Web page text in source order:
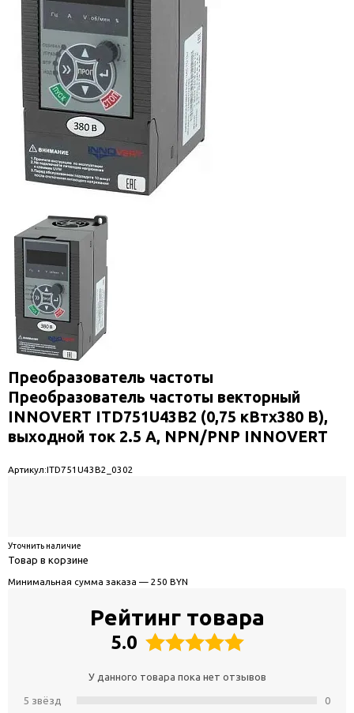
Преобразователь частоты
Преобразователь частоты векторный
INNOVERT ITD751U43B2 (0,75 кВтx380 В),
выходной ток 2.5 А, NPN/PNP INNOVERT
Артикул:ITD751U43B2_0302
Уточнить наличие
Товар в корзине
Минимальная сумма заказа — 250 BYN
Рейтинг товара
5.0
У данного товара пока нет отзывов
5 звёзд
0